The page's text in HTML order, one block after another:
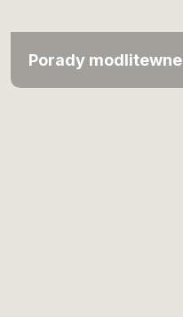
Porady modlitewne